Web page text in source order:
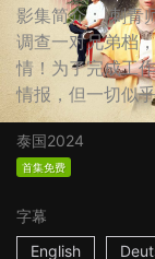
影集简介： 刺青
调查一对兄弟档
情！为了完成工
情报，但一切似
泰国2024
首集免费
字幕
English